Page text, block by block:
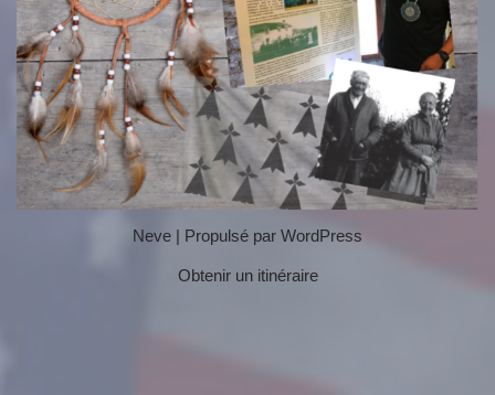
Neve | Propulsé par WordPress
Obtenir un itinéraire